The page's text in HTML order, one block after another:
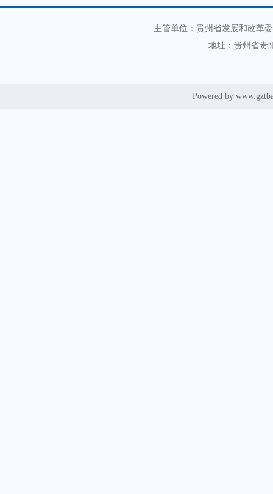
主管单位：贵州省发展和改革
地址：贵州省贵
Powered by